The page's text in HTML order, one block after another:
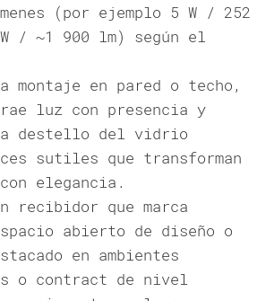
(por ejemplo 5 W / 252
/ ~1 900 lm) según el
montaje en pared o techo,
luz con presencia y
destello del vidrio
sutiles que transforman
elegancia.
recibidor que marca
abierto de diseño o
en ambientes
o contract de nivel